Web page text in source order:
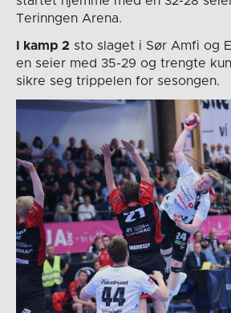
Terinngen Arena.
I kamp 2 sto slaget i Sør Amfi og
en seier med 35-29 og trengte
sikre seg trippelen for sesongen.